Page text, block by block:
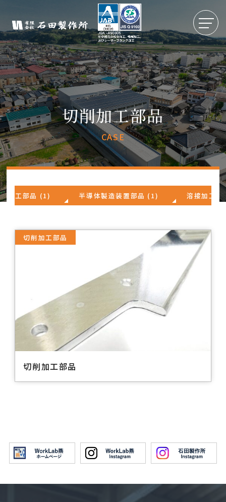
切削加工部品
CASE
加工部品 (1) 半導体製造装置部品 (1) 溶接加工
切削加工部品
切削加工部品